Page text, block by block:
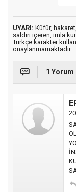
UYARI: Küfür,
saldırı içeren, imla
Türkçe karakter
onaylanmamaktadır.
1 Yorum